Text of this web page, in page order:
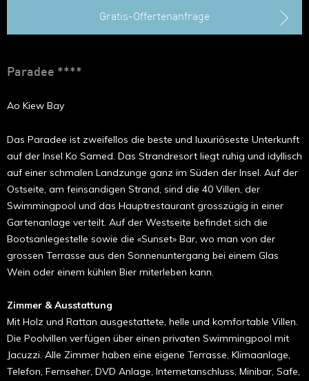
Gratis-Offertenanfrage
Paradee ****
Ao Kiew Bay
Das Paradee ist zweifellos die beste und luxuriöseste Unterkunft
auf der Insel Ko Samed. Das Strandresort liegt ruhig und idyllisch
auf einer schmalen Landzunge ganz im Süden der Insel. Auf der
Ostseite, am feinsandigen Strand, sind die 40 Villen, der
Swimmingpool und das Hauptrestaurant grosszügig in einer
Gartenanlage verteilt. Auf der Westseite befindet sich die
Bootsanlegestelle sowie die «Sunset» Bar, wo man von der
grossen Terrasse aus den Sonnenuntergang bei einem Glas
Wein oder einem kühlen Bier miterleben kann.
Zimmer & Ausstattung
Mit Holz und Rattan ausgestattete, helle und komfortable Villen.
Die Poolvillen verfügen über einen privaten Swimmingpool mit
Jacuzzi. Alle Zim­mer haben eine eigene Terrasse, Klimaanlage,
Telefon, Fernseher, DVD Anlage, Internetanschluss, Minibar, Safe,